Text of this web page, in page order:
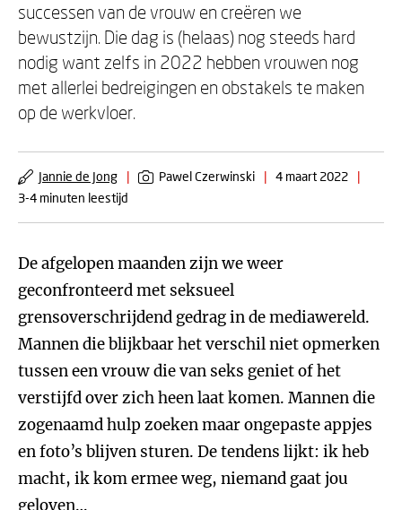
successen van de vrouw en creëren we
bewustzijn. Die dag is (helaas) nog steeds hard
nodig want zelfs in 2022 hebben vrouwen nog
met allerlei bedreigingen en obstakels te maken
op de werkvloer.
Jannie de Jong | Pawel Czerwinski | 4 maart 2022
|
3-4 minuten leestijd
De afgelopen maanden zijn we weer
geconfronteerd met seksueel
grensoverschrijdend gedrag in de mediawereld.
Mannen die blijkbaar het verschil niet opmerken
tussen een vrouw die van seks geniet of het
verstijfd over zich heen laat komen. Mannen die
zogenaamd hulp zoeken maar ongepaste appjes
en foto’s blijven sturen. De tendens lijkt: ik heb
macht, ik kom ermee weg, niemand gaat jou
geloven…